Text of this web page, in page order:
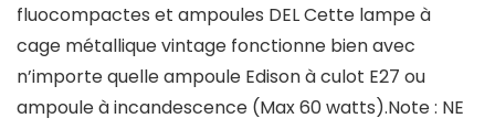
fluocompactes et ampoules DEL Cette lampe à
cage métallique vintage fonctionne bien avec
n’importe quelle ampoule Edison à culot E27 ou
ampoule à incandescence (Max 60 watts).Note : NE